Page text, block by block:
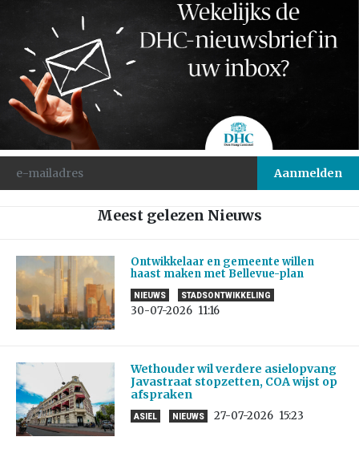
Meest gelezen Nieuws
Ontwikkelaar en gemeente willen
haast maken met Bellevue-plan
NIEUWS STADSONTWIKKELING
30-07-2026 11:16
Wethouder wil verdere asielopvang
Javastraat stopzetten, COA wijst op
afspraken
ASIEL NIEUWS 27-07-2026 15:23